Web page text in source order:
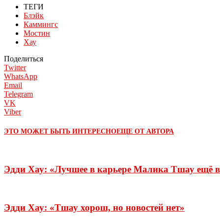
ТЕГИ
Блэйк
Каммингс
Мостин
Хау
Поделиться
Twitter
WhatsApp
Email
Telegram
VK
Viber
ЭТО МОЖЕТ БЫТЬ ИНТЕРЕСНОЕЩЕ ОТ АВТОРА
Эдди Хау: «Лучшее в карьере Малика Тшау ещё
Эдди Хау: «Тшау хорош, но новостей нет»